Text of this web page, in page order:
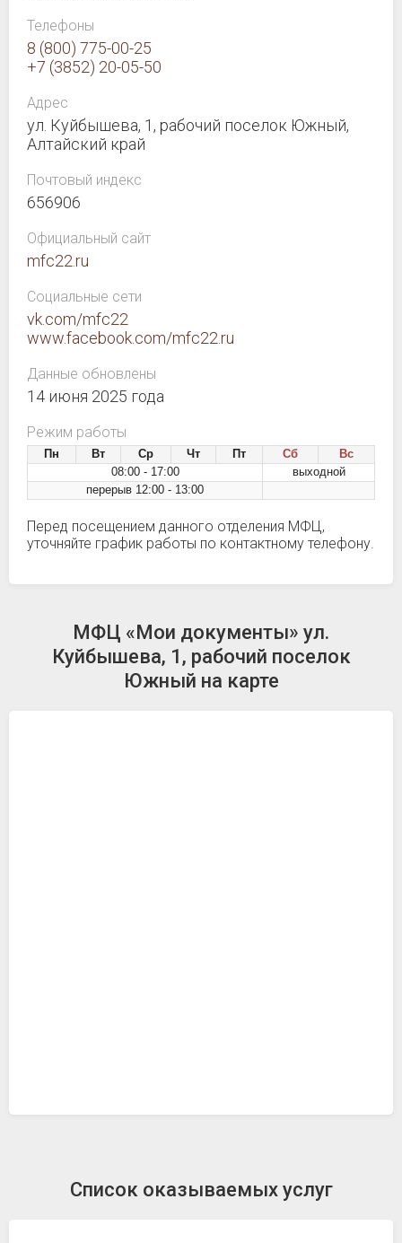
Телефоны
8 (800) 775-00-25
+7 (3852) 20-05-50
Адрес
ул. Куйбышева, 1, рабочий поселок Южный,
Алтайский край
Почтовый индекс
656906
Официальный сайт
mfc22.ru
Социальные сети
vk.com/mfc22
www.facebook.com/mfc22.ru
Данные обновлены
14 июня 2025 года
Режим работы
Пн Вт Ср Чт Пт Сб
Вс
08:00 - 17:00
выходной
перерыв 12:00 - 13:00
Перед посещением данного отделения МФЦ,
уточняйте график работы по контактному телефону.
МФЦ «Мои документы» ул.
Куйбышева, 1, рабочий поселок
Южный на карте
Список оказываемых услуг